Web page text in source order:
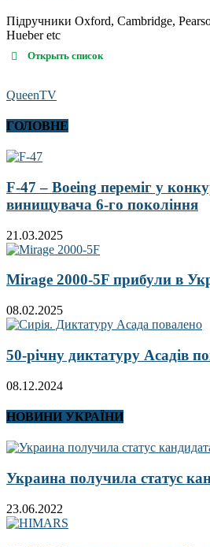
Підручники Oxford, Cambridge,
Hueber etc
Открыть список
QueenTV
ГОЛОВНЕ
F-47 – Boeing переміг у
винищувача 6-го покоління
21.03.2025
Mirage 2000-5F прибули в
08.02.2025
50-річну диктатуру Асадів
08.12.2024
НОВИНИ УКРАЇНИ
Украина получила статус
23.06.2022